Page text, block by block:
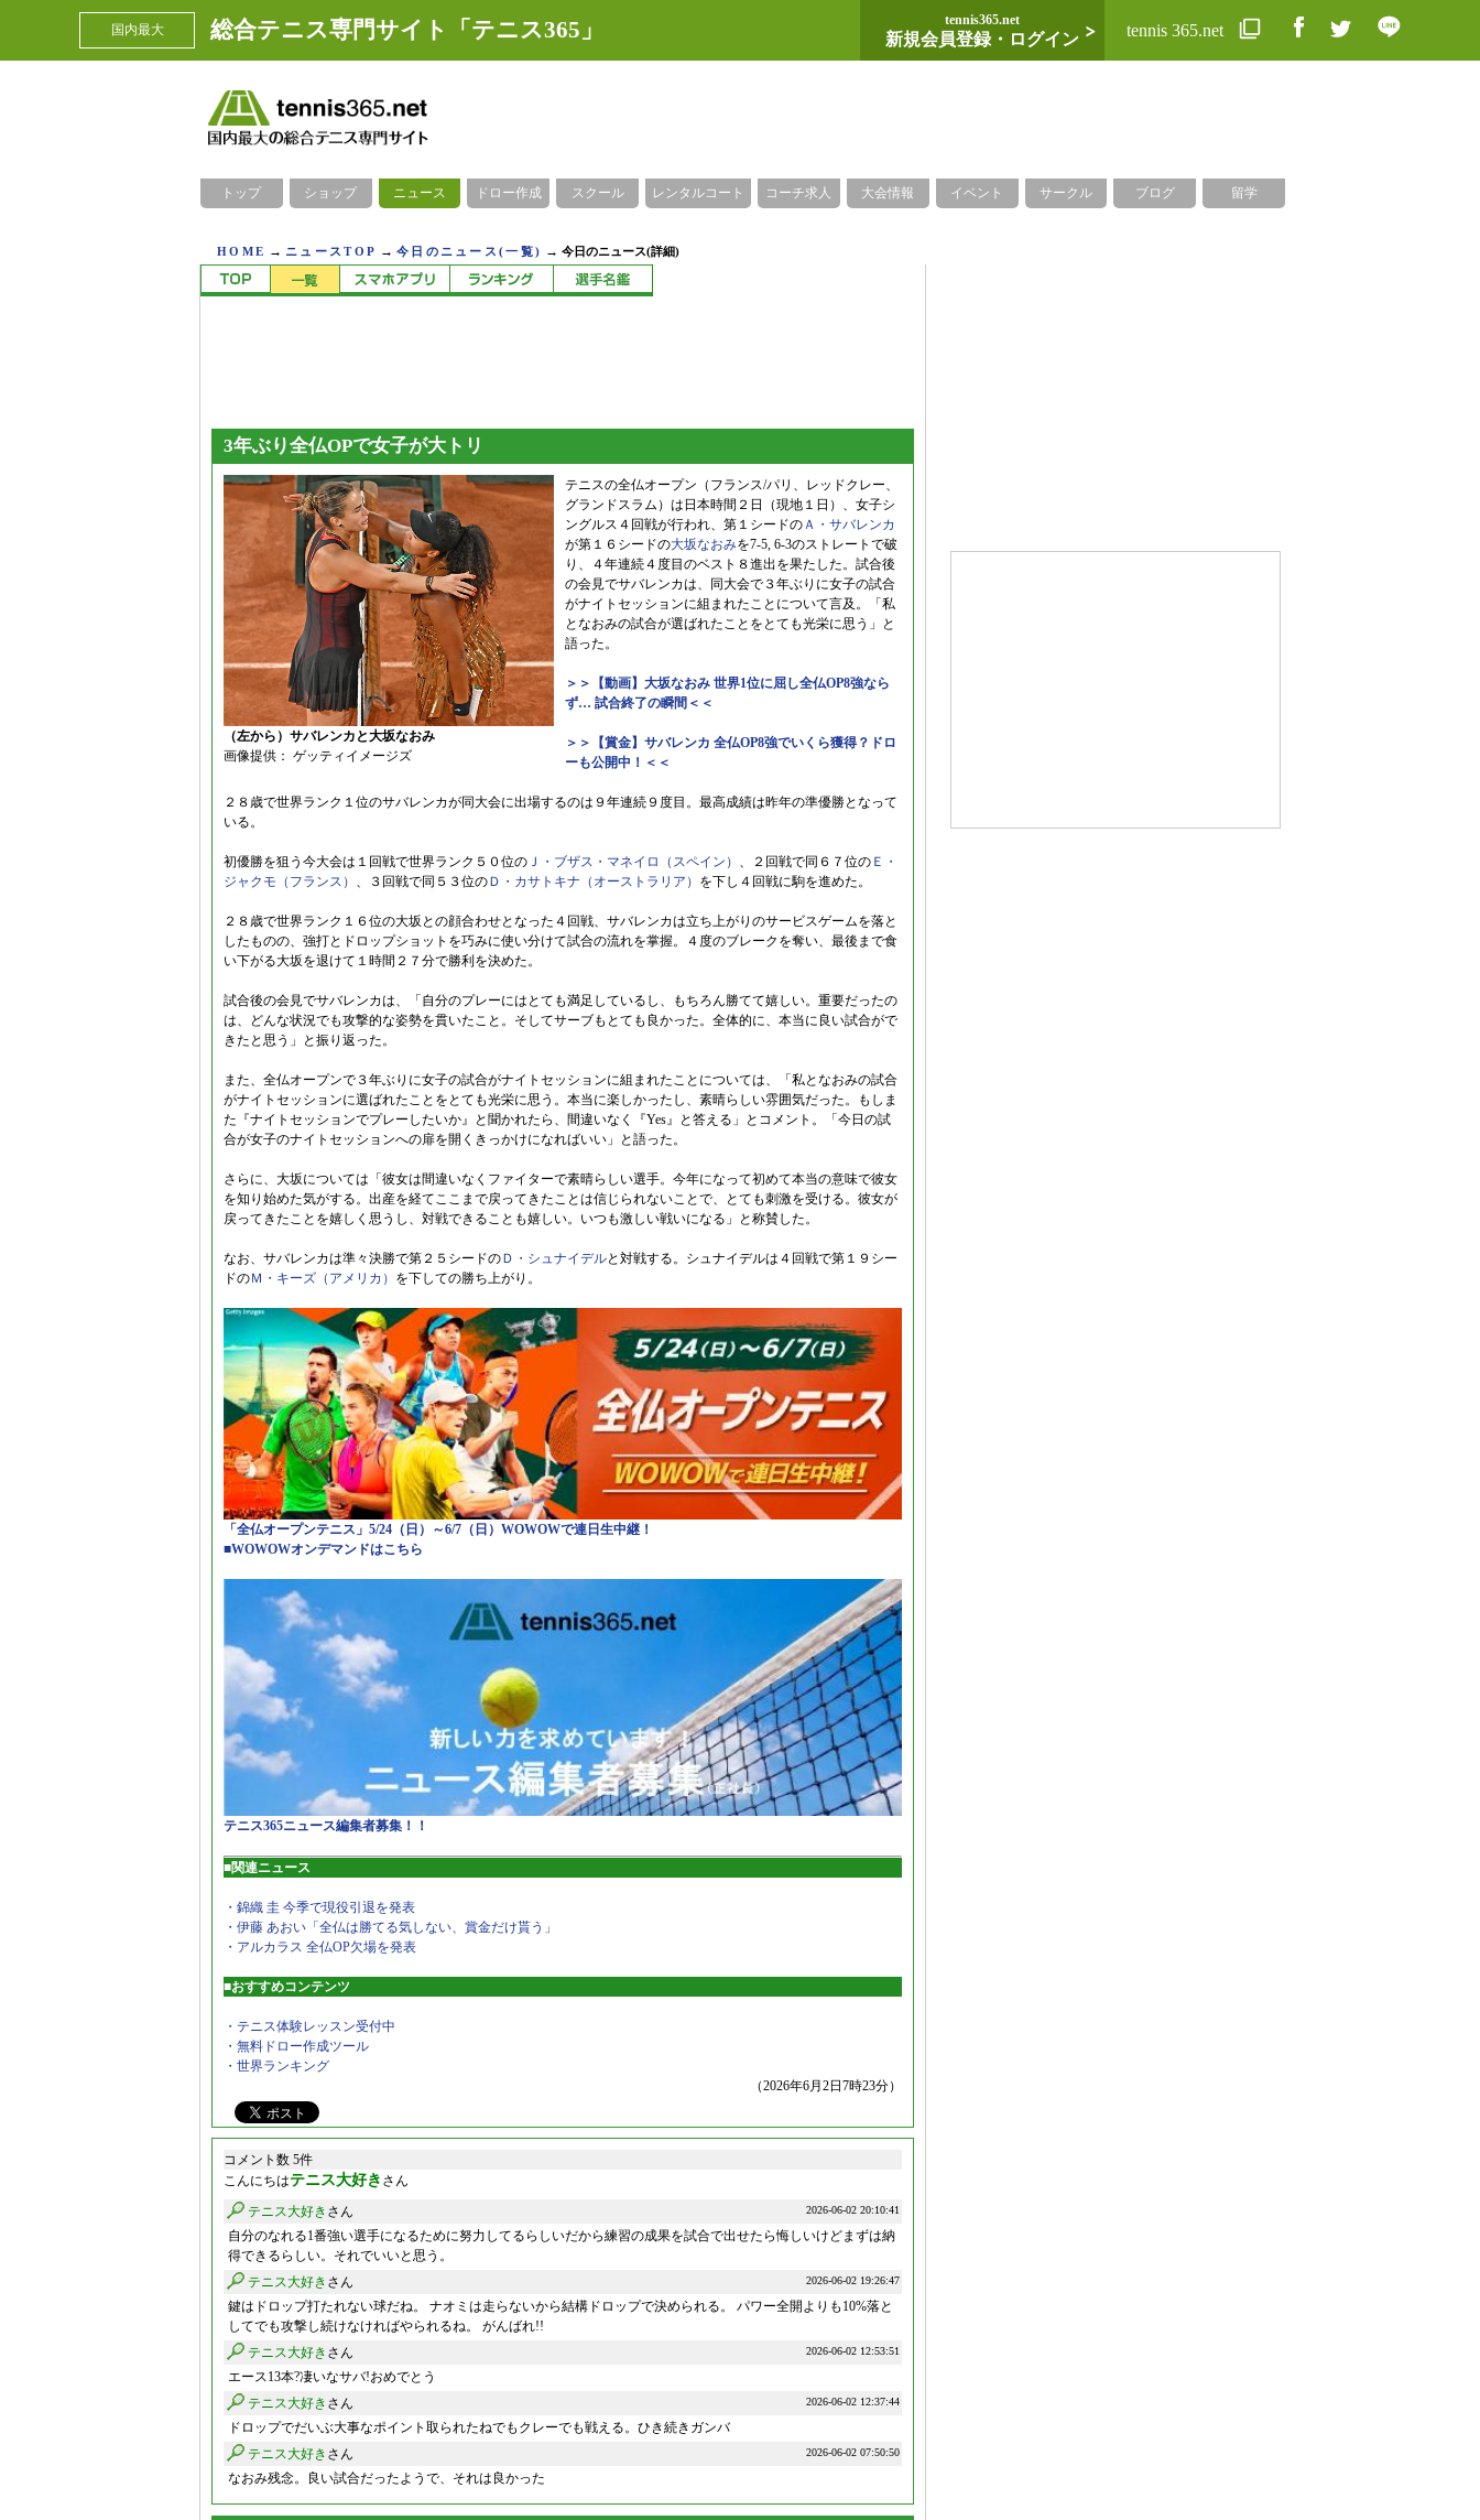
国内最大 総合テニス専門サイト「テニス365」 tennis365.net
新規会員登録・ログイン tennis 365.net
トップ ショップ ニュース ドロー作成 スクール レンタルコート コーチ求人 大会情報 イベント サークル ブログ 留学
HOME → ニュースTOP →今日のニュース(一覧) →今日のニュース(詳細)
3年ぶり全仏OPで女子が大トリ
（左から）サバレンカと大坂なおみ
画像提供： ゲッティイメージズ
テニスの全仏オープン（フランス/パリ、レッドクレー、
グランドスラム）は日本時間２日（現地１日）、女子シ
ングルス４回戦が行われ、第１シードのＡ・サバレンカ
が第１６シードの大坂なおみを7-5, 6-3のストレートで破
り、４年連続４度目のベスト８進出を果たした。試合後
の会見でサバレンカは、同大会で３年ぶりに女子の試合
がナイトセッションに組まれたことについて言及。「私
となおみの試合が選ばれたことをとても光栄に思う」と
語った。
＞＞【動画】大坂なおみ 世界1位に屈し全仏OP8強なら
ず… 試合終了の瞬間＜＜
＞＞【賞金】サバレンカ 全仏OP8強でいくら獲得？ドロ
ーも公開中！＜＜
２８歳で世界ランク１位のサバレンカが同大会に出場するのは９年連続９度目。最高成績は昨年の準優勝となって
いる。
初優勝を狙う今大会は１回戦で世界ランク５０位の Ｊ・ブザス・マネイロ（スペイン） 、２回戦で同６７位の Ｅ・
ジャクモ（フランス） 、３回戦で同５３位のＤ・カサトキナ（オーストラリア） を下し４回戦に駒を進めた。
２８歳で世界ランク１６位の大坂との顔合わせとなった４回戦、サバレンカは立ち上がりのサービスゲームを落と
したものの、強打とドロップショットを巧みに使い分けて試合の流れを掌握。４度のブレークを奪い、最後まで食
い下がる大坂を退けて１時間２７分で勝利を決めた。
試合後の会見でサバレンカは、「自分のプレーにはとても満足しているし、もちろん勝てて嬉しい。重要だったの
は、どんな状況でも攻撃的な姿勢を貫いたこと。そしてサーブもとても良かった。全体的に、本当に良い試合がで
きたと思う」と振り返った。
また、全仏オープンで３年ぶりに女子の試合がナイトセッションに組まれたことについては、「私となおみの試合
がナイトセッションに選ばれたことをとても光栄に思う。本当に楽しかったし、素晴らしい雰囲気だった。もしま
た『ナイトセッションでプレーしたいか』と聞かれたら、間違いなく『Yes』と答える」とコメント。「今日の試
合が女子のナイトセッションへの扉を開くきっかけになればいい」と語った。
さらに、大坂については「彼女は間違いなくファイターで素晴らしい選手。今年になって初めて本当の意味で彼女
を知り始めた気がする。出産を経てここまで戻ってきたことは信じられないことで、とても刺激を受ける。彼女が
戻ってきたことを嬉しく思うし、対戦できることも嬉しい。いつも激しい戦いになる」と称賛した。
なお、サバレンカは準々決勝で第２５シードのＤ・シュナイデルと対戦する。シュナイデルは４回戦で第１９シー
ドのＭ・キーズ（アメリカ） を下しての勝ち上がり。
「全仏オープンテニス」5/24（日）～6/7（日）WOWOWで連日生中継！
■WOWOWオンデマンドはこちら
テニス365ニュース編集者募集！！
■関連ニュース
・錦織 圭 今季で現役引退を発表
・伊藤 あおい「全仏は勝てる気しない、賞金だけ貰う」
・アルカラス 全仏OP欠場を発表
■おすすめコンテンツ
・テニス体験レッスン受付中
・無料ドロー作成ツール
・世界ランキング
（2026年6月2日7時23分）
コメント数 5件
こんにちはテニス大好き さん
2026-06-02 20:10:41
テニス大好き さん
自分のなれる1番強い選手になるために努力してるらしいだから練習の成果を試合で出せたら悔しいけどまずは納
得できるらしい。それでいいと思う。
2026-06-02 19:26:47
テニス大好き さん
鍵はドロップ打たれない球だね。 ナオミは走らないから結構ドロップで決められる。 パワー全開よりも10%落と
してでも攻撃し続けなければやられるね。 がんばれ!!
2026-06-02 12:53:51
テニス大好き さん
エース13本?凄いなサバ!おめでとう
2026-06-02 12:37:44
テニス大好き さん
ドロップでだいぶ大事なポイント取られたねでもクレーでも戦える。ひき続きガンバ
2026-06-02 07:50:50
テニス大好き さん
なおみ残念。良い試合だったようで、それは良かった